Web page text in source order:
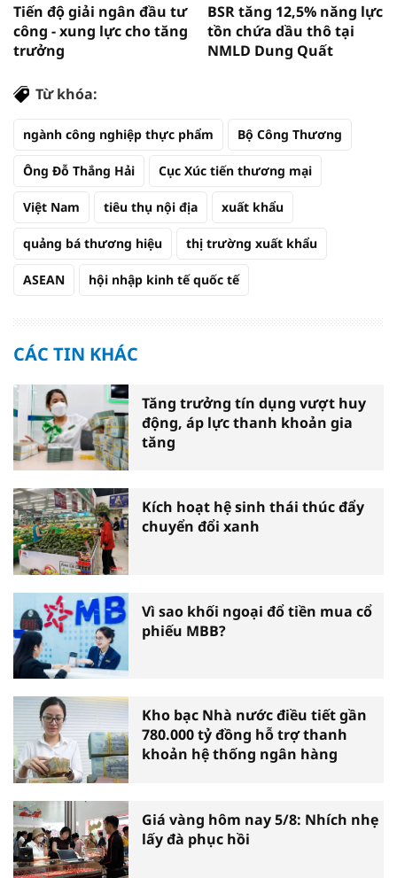
Tiến độ giải ngân đầu tư
công - xung lực cho tăng
trưởng
BSR tăng 12,5% năng lực
tồn chứa dầu thô tại
NMLD Dung Quất
Từ khóa:
ngành công nghiệp thực phẩm Bộ Công Thương
Ông Đỗ Thắng Hải Cục Xúc tiến thương mại
Việt Nam tiêu thụ nội địa xuất khẩu
quảng bá thương hiệu thị trường xuất khẩu
ASEAN hội nhập kinh tế quốc tế
CÁC TIN KHÁC
Tăng trưởng tín dụng vượt huy
động, áp lực thanh khoản gia
tăng
Kích hoạt hệ sinh thái thúc đẩy
chuyển đổi xanh
Vì sao khối ngoại đổ tiền mua cổ
phiếu MBB?
Kho bạc Nhà nước điều tiết gần
780.000 tỷ đồng hỗ trợ thanh
khoản hệ thống ngân hàng
Giá vàng hôm nay 5/8: Nhích nhẹ
lấy đà phục hồi